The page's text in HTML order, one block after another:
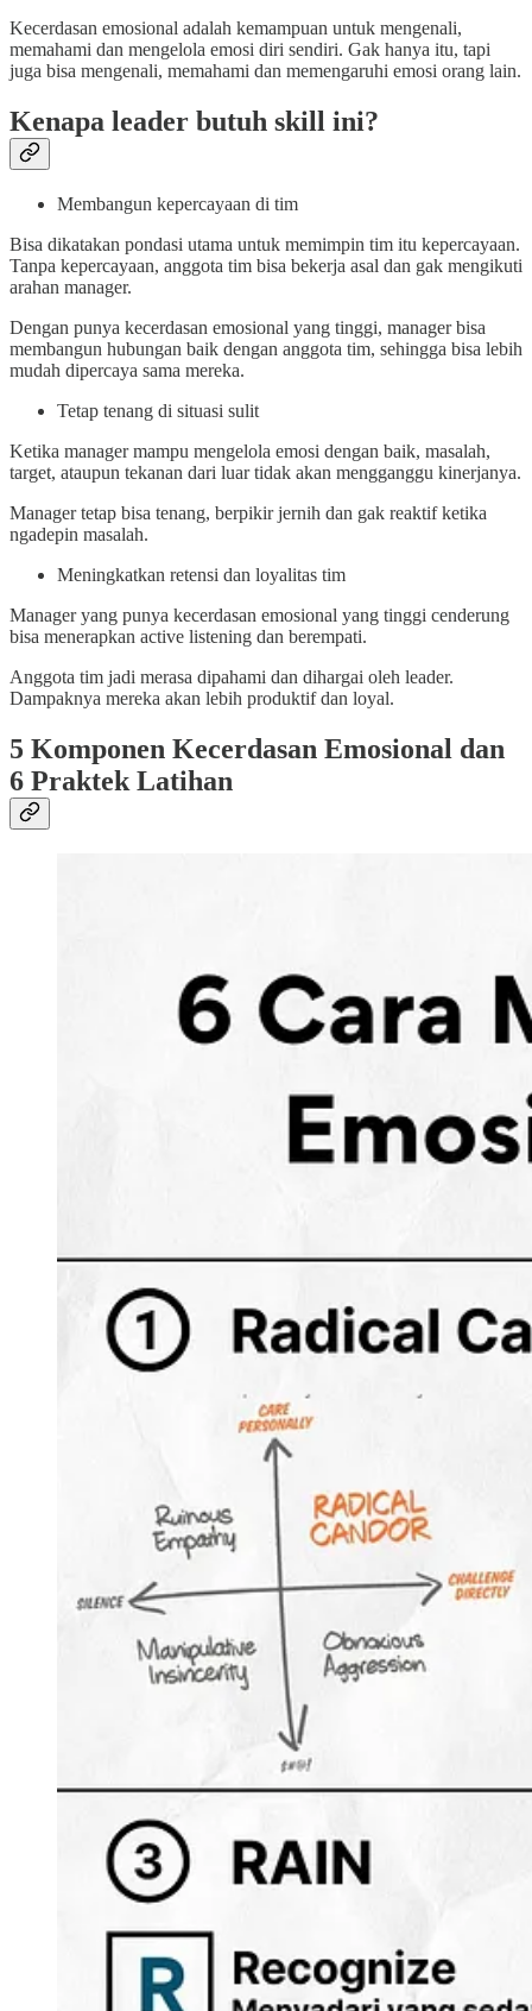
Kecerdasan emosional adalah kemampuan untuk mengenali,
memahami dan mengelola emosi diri sendiri. Gak hanya itu, tapi
juga bisa mengenali, memahami dan memengaruhi emosi orang lain.
Kenapa leader butuh skill ini?
Membangun kepercayaan di tim
Bisa dikatakan pondasi utama untuk memimpin tim itu kepercayaan.
Tanpa kepercayaan, anggota tim bisa bekerja asal dan gak mengikuti
arahan manager.
Dengan punya kecerdasan emosional yang tinggi, manager bisa
membangun hubungan baik dengan anggota tim, sehingga bisa lebih
mudah dipercaya sama mereka.
Tetap tenang di situasi sulit
Ketika manager mampu mengelola emosi dengan baik, masalah,
target, ataupun tekanan dari luar tidak akan mengganggu kinerjanya.
Manager tetap bisa tenang, berpikir jernih dan gak reaktif ketika
ngadepin masalah.
Meningkatkan retensi dan loyalitas tim
Manager yang punya kecerdasan emosional yang tinggi cenderung
bisa menerapkan active listening dan berempati.
Anggota tim jadi merasa dipahami dan dihargai oleh leader.
Dampaknya mereka akan lebih produktif dan loyal.
5 Komponen Kecerdasan Emosional dan
6 Praktek Latihan